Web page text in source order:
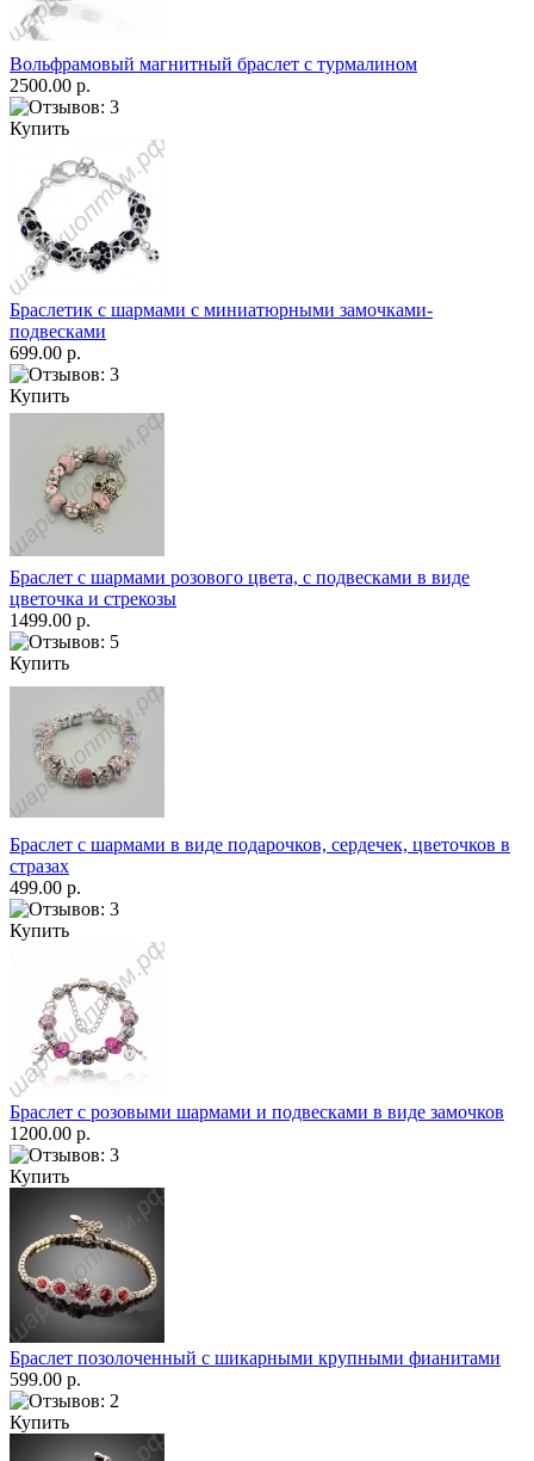
Вольфрамовый магнитный браслет с турмалином
2500.00 р.
Купить
Браслетик с шармами с миниатюрными замочками-
подвесками
699.00 р.
Купить
Браслет с шармами розового цвета, с подвесками в виде
цветочка и стрекозы
1499.00 р.
Купить
Браслет с шармами в виде подарочков, сердечек, цветочков в
стразах
499.00 р.
Купить
Браслет с розовыми шармами и подвесками в виде замочков
1200.00 р.
Купить
Браслет позолоченный с шикарными крупными фианитами
599.00 р.
Купить